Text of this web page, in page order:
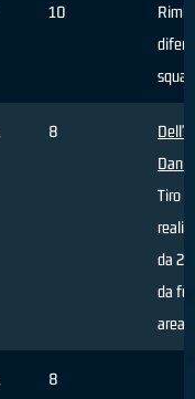
10
8
Tiro
da 2
da
area
8